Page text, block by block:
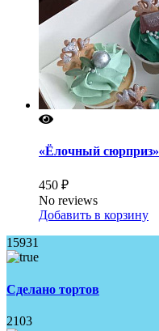
«Ёлочный сюрприз»
450 ₽
No reviews
Добавить в корзину
15931
Сделано тортов
2103